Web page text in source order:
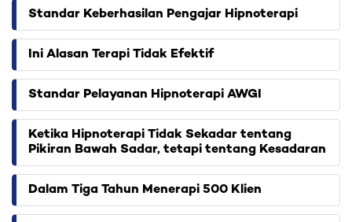
Standar Keberhasilan Pengajar Hipnoterapi
Ini Alasan Terapi Tidak Efektif
Standar Pelayanan Hipnoterapi AWGI
Ketika Hipnoterapi Tidak Sekadar tentang
Pikiran Bawah Sadar, tetapi tentang Kesadaran
Dalam Tiga Tahun Menerapi 500 Klien